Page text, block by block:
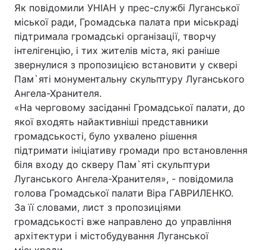
Як повідомили УНІАН у прес-службі Луганської
міської ради, Громадська палата при міськраді
підтримала громадські організації, творчу
інтелігенцію, і тих жителів міста, які раніше
звернулися з пропозицією встановити у сквері
Пам`яті монументальну скульптуру Луганського
Ангела-Хранителя.
«На черговому засіданні Громадської палати, до
якої входять найактивніші представники
громадськості, було ухвалено рішення
підтримати ініціативу громади про встановлення
біля входу до скверу Пам`яті скульптури
Луганського Ангела-Хранителя», - повідомила
голова Громадської палати Віра ГАВРИЛЕНКО.
За її словами, лист з пропозиціями
громадськості вже направлено до управління
архітектури і містобудування Луганської